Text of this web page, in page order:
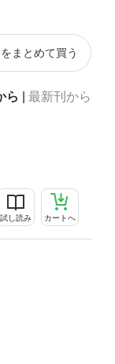
まとめて買う
ら 最新刊から
試し読み カートへ